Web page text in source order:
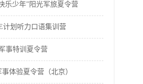
乐少年”阳光军旅夏令营
计划听力口语集训营
事特训夏令营
事体验夏令营（北京）